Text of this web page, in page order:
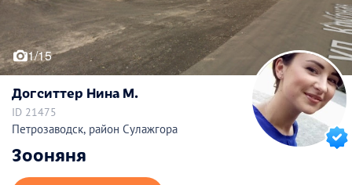
1/15
Догситтер Нина М.
ID 21475
Петрозаводск, район Сулажгора
Зооняня